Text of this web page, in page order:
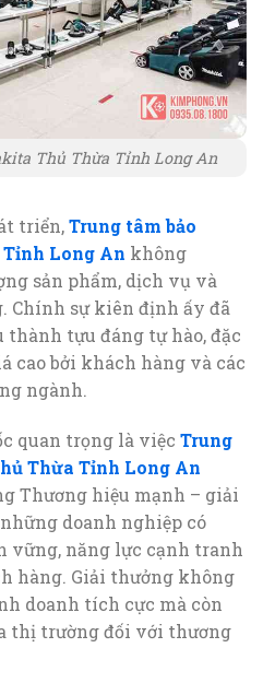
Thủ Thừa Tỉnh Long An
triển,Trung tâm bảo
Long An không
sản phẩm, dịch vụ và
Chính sự kiên định ấy đã
tựu đáng tự hào, đặc
cao bởi khách hàng và các
ngành.
quan trọng là việc Trung
Thừa Tỉnh Long An
Thương hiệu mạnh – giải
doanh nghiệp có
vững, năng lực cạnh tranh
hàng. Giải thưởng không
doanh tích cực mà còn
thị trường đối với thương